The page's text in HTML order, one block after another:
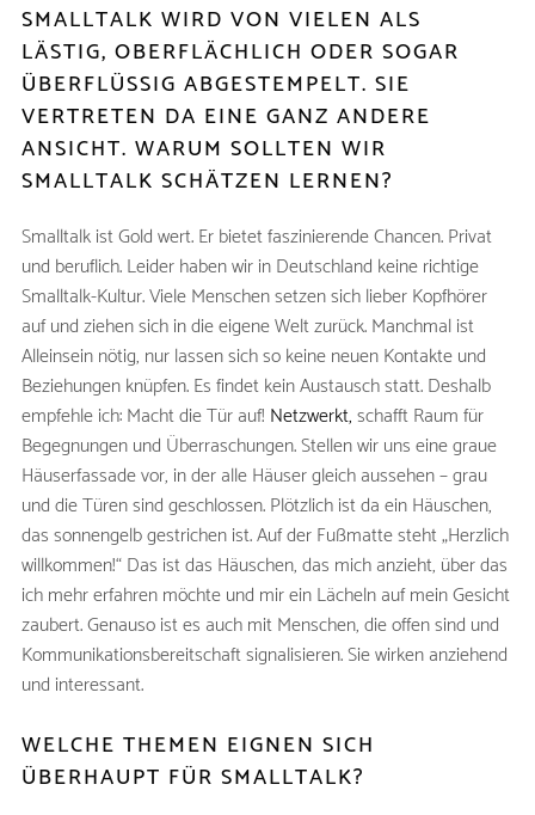
SMALLTALK WIRD VON VIELEN ALS
LÄSTIG, OBERFLÄCHLICH ODER SOGAR
ÜBERFLÜSSIG ABGESTEMPELT. SIE
VERTRETEN DA EINE GANZ ANDERE
ANSICHT. WARUM SOLLTEN WIR
SMALLTALK SCHÄTZEN LERNEN?
Smalltalk ist Gold wert. Er bietet faszinierende Chancen. Privat
und beruflich. Leider haben wir in Deutschland keine richtige
Smalltalk-Kultur. Viele Menschen setzen sich lieber Kopfhörer
auf und ziehen sich in die eigene Welt zurück. Manchmal ist
Alleinsein nötig, nur lassen sich so keine neuen Kontakte und
Beziehungen knüpfen. Es findet kein Austausch statt. Deshalb
empfehle ich: Macht die Tür auf! Netzwerkt,schafft Raum für
Begegnungen und Überraschungen. Stellen wir uns eine graue
Häuserfassade vor, in der alle Häuser gleich aussehen – grau
und die Türen sind geschlossen. Plötzlich ist da ein Häuschen,
das sonnengelb gestrichen ist. Auf der Fußmatte steht „Herzlich
willkommen!“ Das ist das Häuschen, das mich anzieht, über das
ich mehr erfahren möchte und mir ein Lächeln auf mein Gesicht
zaubert. Genauso ist es auch mit Menschen, die offen sind und
Kommunikationsbereitschaft signalisieren. Sie wirken anziehend
und interessant.
WELCHE THEMEN EIGNEN SICH
ÜBERHAUPT FÜR SMALLTALK?